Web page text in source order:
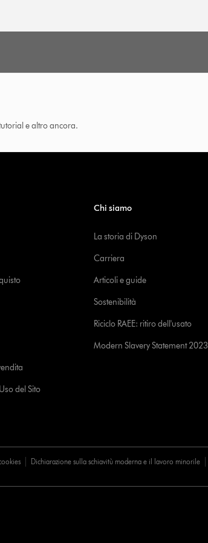
e altro ancora.
del Sito
Chi siamo
La storia di Dyson
Carriera
Articoli e guide
Sostenibilità
Riciclo RAEE: ritiro dell'usato
Modern Slavery Statement 2023
Dichiarazione sulla schiavitù moderna e il lavoro minorile